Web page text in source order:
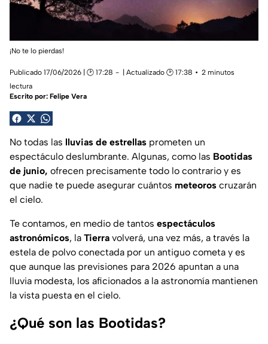
¡No te lo pierdas!
Publicado 17/06/2026 | 🕑 17:28 | Actualizado 🕑 17:38
2 minutos
lectura
Escrito por: Felipe Vera
No todas las lluvias de estrellas prometen un
espectáculo deslumbrante. Algunas, como las Bootidas
de junio, ofrecen precisamente todo lo contrario y es
que nadie te puede asegurar cuántos meteoros cruzarán
el cielo.
Te contamos, en medio de tantos espectáculos
astronómicos, la Tierra volverá, una vez más, a través la
estela de polvo conectada por un antiguo cometa y es
que aunque las previsiones para 2026 apuntan a una
lluvia modesta, los aficionados a la astronomía mantienen
la vista puesta en el cielo.
¿Qué son las Bootidas?